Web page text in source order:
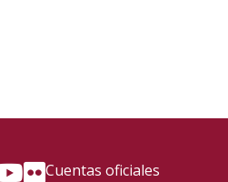
Cuentas oficiales